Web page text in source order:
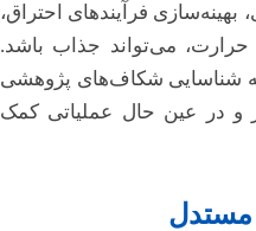
فرآیندهای احتراق،
حرارت، می‌تواند جذاب باشد.
شناسایی شکاف‌های پژوهشی
و در عین حال عملیاتی کمک
مستدل